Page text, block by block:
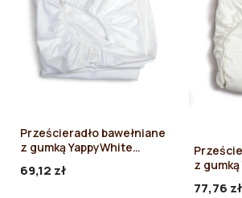
Prześcieradło bawełniane
z gumką YappyWhite
69,12 zł
z
77,76 zł